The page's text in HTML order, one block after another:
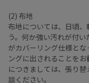
(2) 布地
布地については、日頃
う。何か強い汚れが付
がカバーリング仕様と
ングに出されることを
につきましては、張り
談ください。